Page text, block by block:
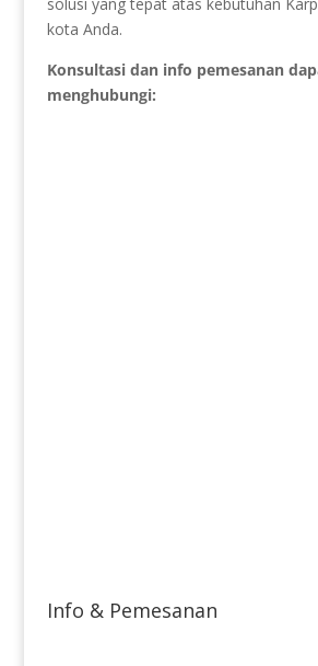
kota Anda.
Konsultasi dan info pemesanan
menghubungi:
Info & Pemesanan